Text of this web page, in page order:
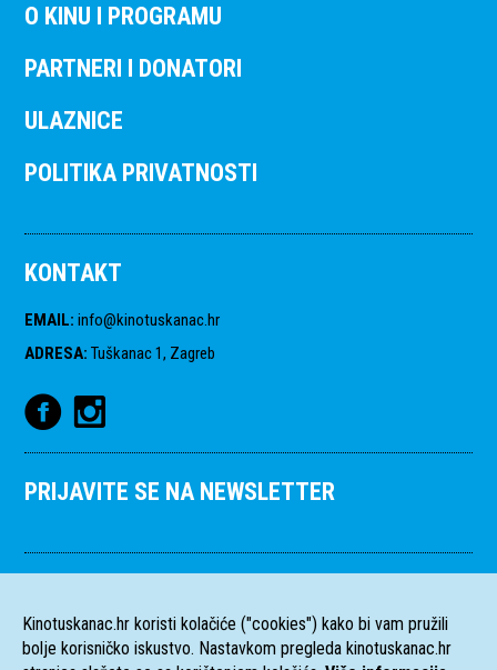
O KINU I PROGRAMU
PARTNERI I DONATORI
ULAZNICE
POLITIKA PRIVATNOSTI
KONTAKT
EMAIL: info@kinotuskanac.hr
ADRESA: Tuškanac 1, Zagreb
PRIJAVITE SE NA NEWSLETTER
Kinotuskanac.hr koristi kolačiće ("cookies") kako bi vam pružili
bolje korisničko iskustvo. Nastavkom pregleda kinotuskanac.hr